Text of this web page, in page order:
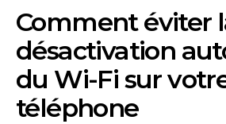
Comment éviter
désactivation
du Wi-Fi sur
téléphone